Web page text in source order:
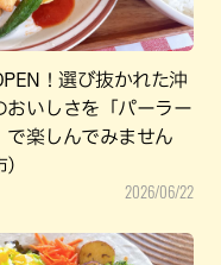
！選び抜かれた沖
おいしさを「パーラー
で楽しんでみません
2026/06/22